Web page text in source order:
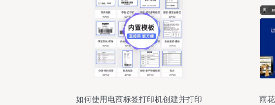
如何使用电商标签打印机创建并打印
雨